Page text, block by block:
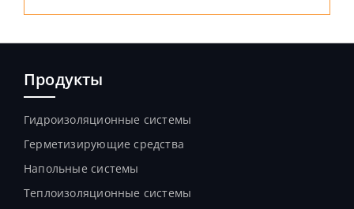
Продукты
Гидроизоляционные системы
Герметизирующие средства
Напольные системы
Теплоизоляционные системы